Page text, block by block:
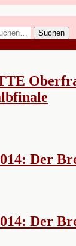
Der
Der